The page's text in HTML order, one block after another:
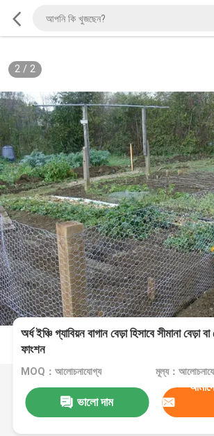
2/ 2
অর্ধ ইঞ্চি গ্যাবিয়ন বাগান বেড়া হিসাবে সীমানা বেড়া বা
ফাংশন
MOQ：আলোচনাযোগ্য মূল্য：
ভালো দাম